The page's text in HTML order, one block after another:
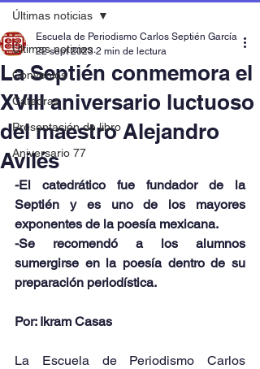
Últimas noticias
Convenios
Cátedras
Presentación de libro
Aniversario 77
Últimas noticias
La Septién conmemora el
XVIII aniversario luctuoso
del maestro Alejandro
Avilés
Escuela de Periodismo Carlos Septién García
22 sept 2023 2 min de lectura
-El catedrático fue fundador de la
Septién y es uno de los mayores
exponentes de la poesía mexicana.
-Se recomendó a los alumnos
sumergirse en la poesía dentro de su
preparación periodística.
Por: Ikram Casas
La Escuela de Periodismo Carlos